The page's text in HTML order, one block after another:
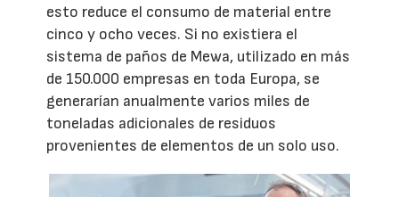
esto reduce el consumo de material entre
cinco y ocho veces. Si no existiera el
sistema de paños de Mewa, utilizado en más
de 150.000 empresas en toda Europa, se
generarían anualmente varios miles de
toneladas adicionales de residuos
provenientes de elementos de un solo uso.